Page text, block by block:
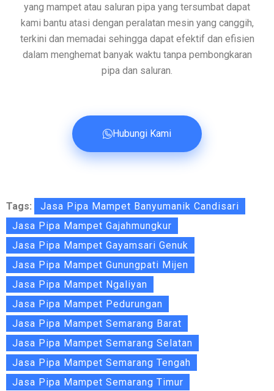
yang mampet atau saluran pipa yang tersumbat dapat
kami bantu atasi dengan peralatan mesin yang canggih,
terkini dan memadai sehingga dapat efektif dan efisien
dalam menghemat banyak waktu tanpa pembongkaran
pipa dan saluran.
Hubungi Kami
Tags:
Jasa Pipa Mampet Banyumanik Candisari
Jasa Pipa Mampet Gajahmungkur
Jasa Pipa Mampet Gayamsari Genuk
Jasa Pipa Mampet Gunungpati Mijen
Jasa Pipa Mampet Ngaliyan
Jasa Pipa Mampet Pedurungan
Jasa Pipa Mampet Semarang Barat
Jasa Pipa Mampet Semarang Selatan
Jasa Pipa Mampet Semarang Tengah
Jasa Pipa Mampet Semarang Timur